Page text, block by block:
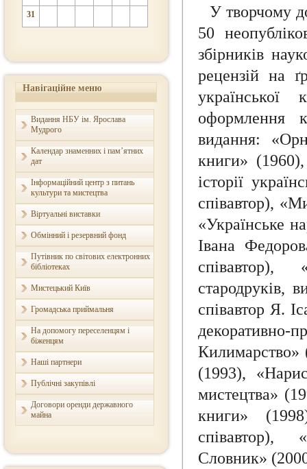
31
Навігаційне меню
Видання НБУ ім. Ярослава
Мудрого
Календар знаменних і пам’ятних
дат
Інформаційний центр з питань
культури та мистецтва
Віртуальні виставки
Обмінний і резервний фонд
Путівник по світових електронних
бібліотеках
Мистецький Київ
Громадська приймальня
На допомогу переселенцям і
біженцям
Наші партнери
Публічні закупівлі
Договори оренди державного
майна
У творчому
50
збірників
рецензій на
оформлення
видання:
книги»
історії
співавтор),
«Українське
Івана
співавтор),
стародруків,
співавтор Я.
Килимарство»
(1993),
мистецтва»
книги»
співавтор),
Словник»